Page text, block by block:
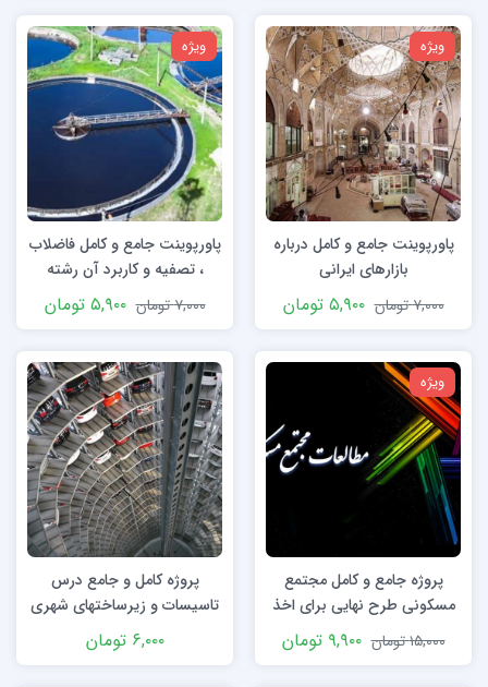
ویژه
پاورپوینت جامع و کامل درباره
بازارهای ایرانی
۷,۰۰۰تومان ۵,۹۰۰ تومان
ویژه
پاورپوینت جامع و کامل فاضلاب
، تصفیه و کاربرد آن رشته
عمران
۷,۰۰۰تومان ۵,۹۰۰ تومان
ویژه
پروژه جامع و کامل مجتمع
مسکونی طرح نهایی برای اخذ
درجه کارشناسی۱۵,۰۰۰تومان ۹,۹۰۰ تومان
پروژه کامل و جامع درس
تاسیسات و زیرساختهای شهری
– پارکینگ۶,۰۰۰ تومان